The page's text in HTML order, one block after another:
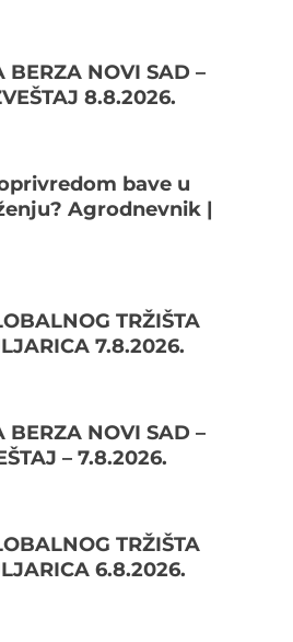
BERZA NOVI SAD –
8.8.2026.
bave u
Agrodnevnik |
TRŽIŠTA
7.8.2026.
BERZA NOVI SAD –
– 7.8.2026.
TRŽIŠTA
6.8.2026.